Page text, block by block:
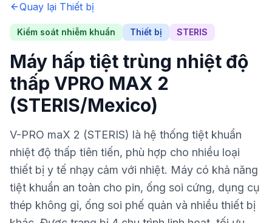
Quay lại Thiết bị
Kiểm soát nhiễm khuẩn Thiết bị STERIS
Máy hấp tiệt trùng nhiệt độ
thấp VPRO MAX 2
(STERIS/Mexico)
V-PRO maX 2 (STERIS) là hệ thống tiệt khuẩn
nhiệt độ thấp tiên tiến, phù hợp cho nhiều loại
thiết bị y tế nhạy cảm với nhiệt. Máy có khả năng
tiệt khuẩn an toàn cho pin, ống soi cứng, dụng cụ
thép không gỉ, ống soi phế quản và nhiều thiết bị